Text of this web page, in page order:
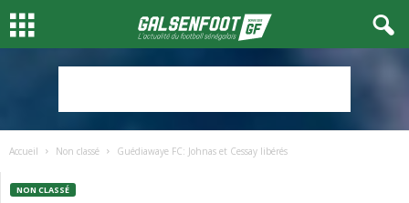
Accueil Non classé Guédiawaye FC: Johnas et Cessay libérés
NON CLASSÉ